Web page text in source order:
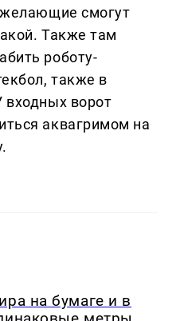
желающие смогут
Также там
роботу-
также в
входных ворот
аквагримом на
на бумаге и в